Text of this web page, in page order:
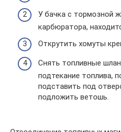
У бачка с тормозной
карбюратора,
Открутить хомуты
Снять топливные
подтекание топлива,
подставить под
подложить ветошь.